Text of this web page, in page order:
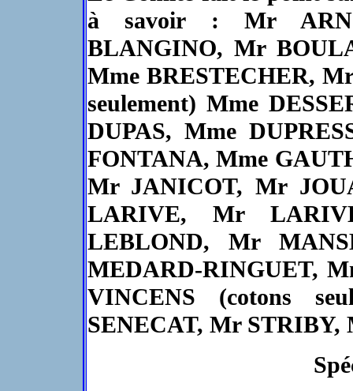
à savoir : Mr
BLANGINO, Mr
Mme BRESTECHER,
seulement) Mme
DUPAS, Mme
FONTANA, Mme
Mr JANICOT, Mr
LARIVE, Mr
LEBLOND, Mr
MEDARD-RINGUET,
VINCENS (cotons
SENECAT, Mr